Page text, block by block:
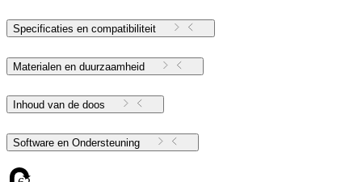
Specificaties en compatibiliteit
Materialen en duurzaamheid
Inhoud van de doos
Software en Ondersteuning